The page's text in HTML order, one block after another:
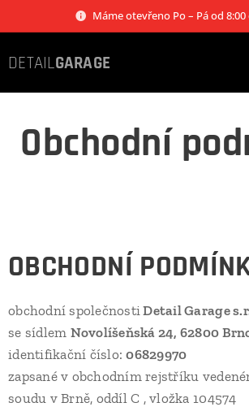
Máme otevřeno Po – Pá od 8:00
DETAILGARAGE
Obchodní
OBCHODNÍ
obchodní společnostiDetail Garage
se sídlem Novolíšeňská 24, 62800
identifikační číslo:06829970
zapsané v obchodním rejstříku
soudu v Brně, oddíl C , vložka 104574